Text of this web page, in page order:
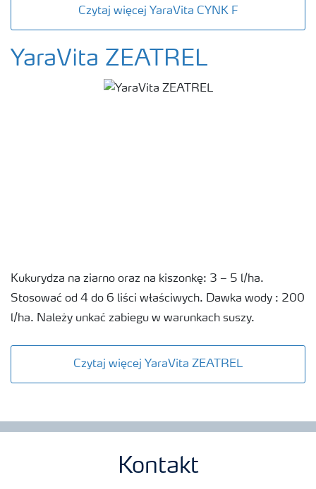
Czytaj więcej YaraVita CYNK F
YaraVita ZEATREL
Kukurydza na ziarno oraz na kiszonkę: 3 – 5 l/ha.
Stosować od 4 do 6 liści właściwych. Dawka wody : 200
l/ha. Należy unkać zabiegu w warunkach suszy.
Czytaj więcej YaraVita ZEATREL
Kontakt